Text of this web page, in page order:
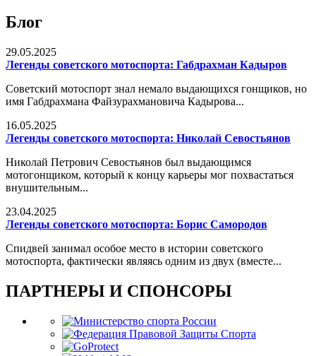
Блог
29.05.2025
Легенды советского мотоспорта: Габдрахман Кадыров
Советский мотоспорт знал немало выдающихся гонщиков, но
имя Габдрахмана Файзурахмановича Кадырова...
16.05.2025
Легенды советского мотоспорта: Николай Севостьянов
Николай Петрович Севостьянов был выдающимся
мотогонщиком, который к концу карьеры мог похвастаться
внушительным...
23.04.2025
Легенды советского мотоспорта: Борис Самородов
Спидвей занимал особое место в истории советского
мотоспорта, фактически являясь одним из двух (вместе...
ПАРТНЕРЫ И СПОНСОРЫ